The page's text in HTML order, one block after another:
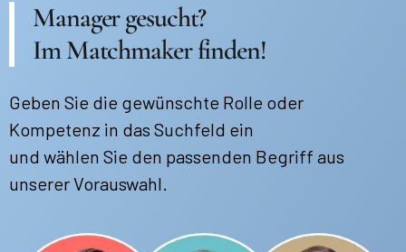
Manager gesucht?
Im Matchmaker finden!
Geben Sie die gewünschte Rolle oder
Kompetenz in das Suchfeld ein
und wählen Sie den passenden Begriff aus
unserer Vorauswahl.